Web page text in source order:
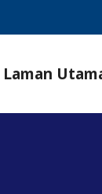
Laman